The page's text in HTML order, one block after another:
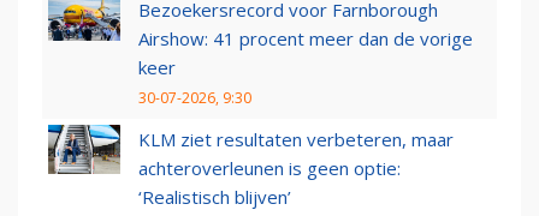
Bezoekersrecord voor Farnborough
Airshow: 41 procent meer dan de vorige
keer
30-07-2026, 9:30
KLM ziet resultaten verbeteren, maar
achteroverleunen is geen optie:
‘Realistisch blijven’